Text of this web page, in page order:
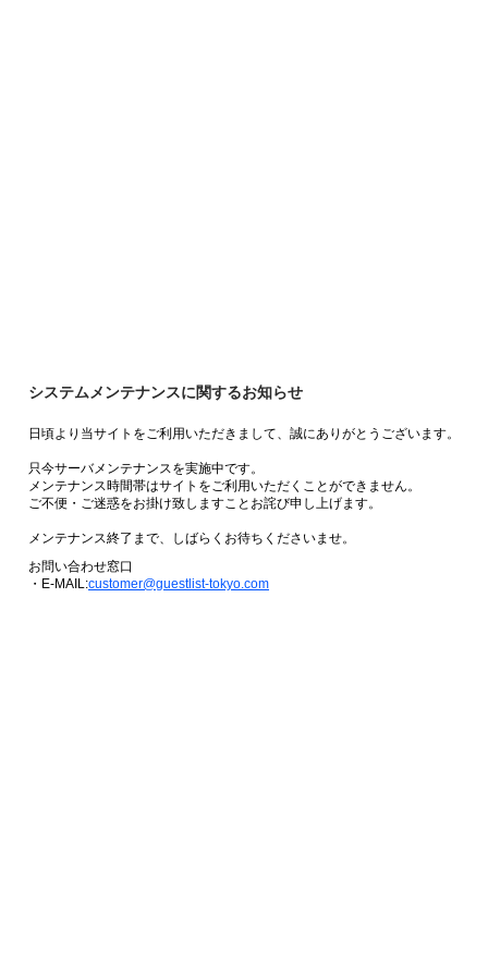
システムメンテナンスに関するお知らせ
日頃より当サイトをご利用いただきまして、誠にありがとうございます。
只今サーバメンテナンスを実施中です。
メンテナンス時間帯はサイトをご利用いただくことができません。
ご不便・ご迷惑をお掛け致しますことお詫び申し上げます。
メンテナンス終了まで、しばらくお待ちくださいませ。
お問い合わせ窓口
・E-MAIL:customer@guestlist-tokyo.com